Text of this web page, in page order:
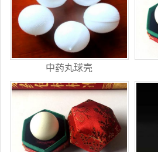
中药丸球壳